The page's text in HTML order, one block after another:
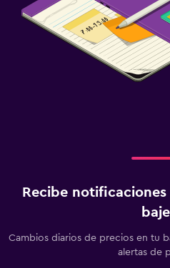
Recibe
Cambios diarios de precios en tu
alertas de